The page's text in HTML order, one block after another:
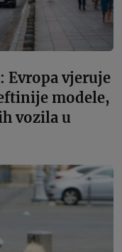
Evropa vjeruje
modele,
vozila u